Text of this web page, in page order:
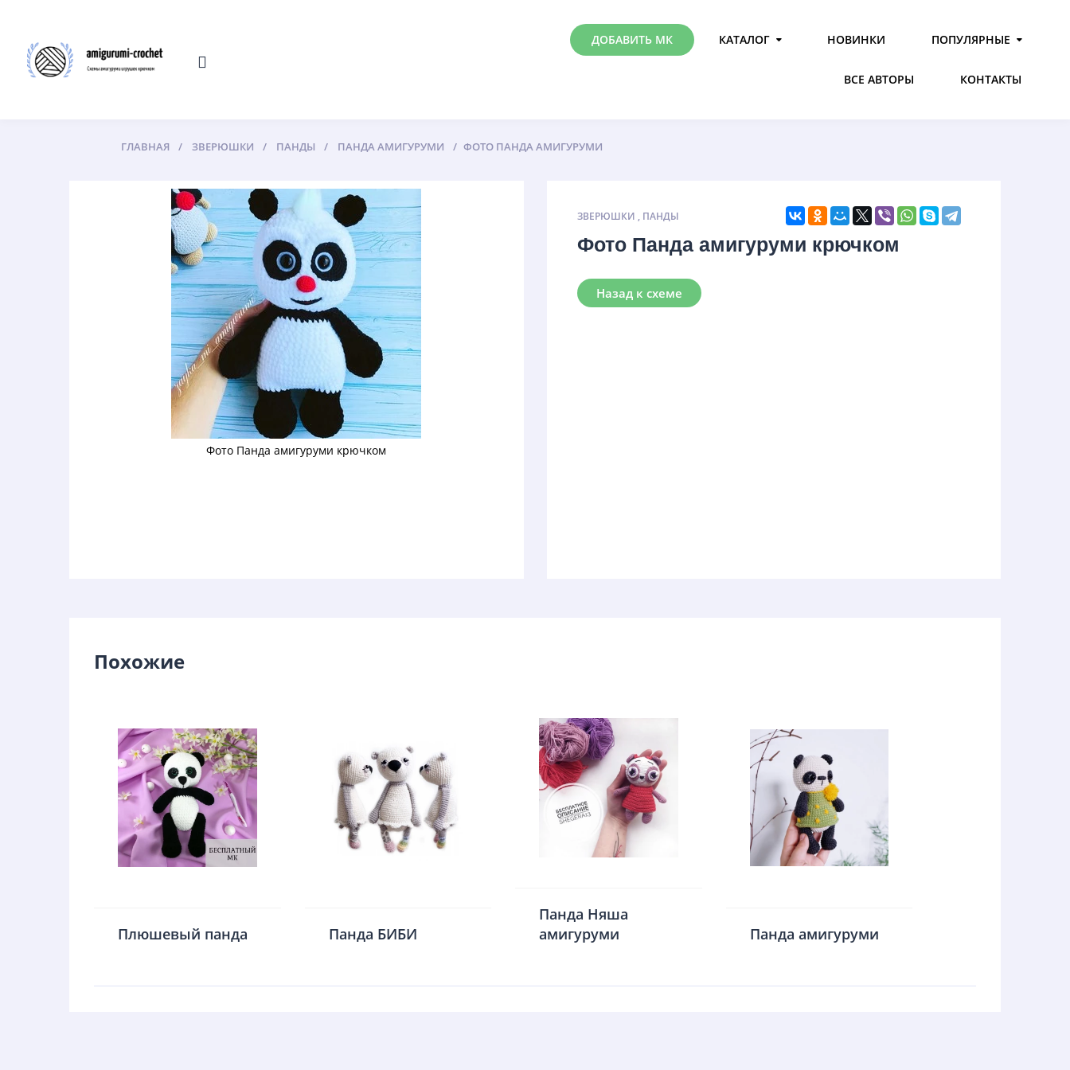
ДОБАВИТЬ МК КАТАЛОГ НОВИНКИ ПОПУЛЯРНЫЕ
ВСЕ АВТОРЫ КОНТАКТЫ
ГЛАВНАЯ ЗВЕРЮШКИ ПАНДЫ ПАНДА АМИГУРУМИ ФОТО ПАНДА АМИГУРУМИ
Фото Панда амигуруми крючком
ЗВЕРЮШКИ , ПАНДЫ
Фото Панда амигуруми крючком
Назад к схеме
Похожие
Плюшевый панда Панда БИБИ
Панда Няша
амигуруми
Панда амигуруми